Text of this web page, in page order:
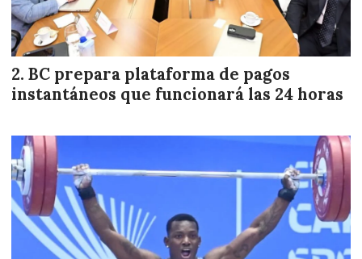
BC prepara plataforma de pagos
instantáneos que funcionará las 24 horas